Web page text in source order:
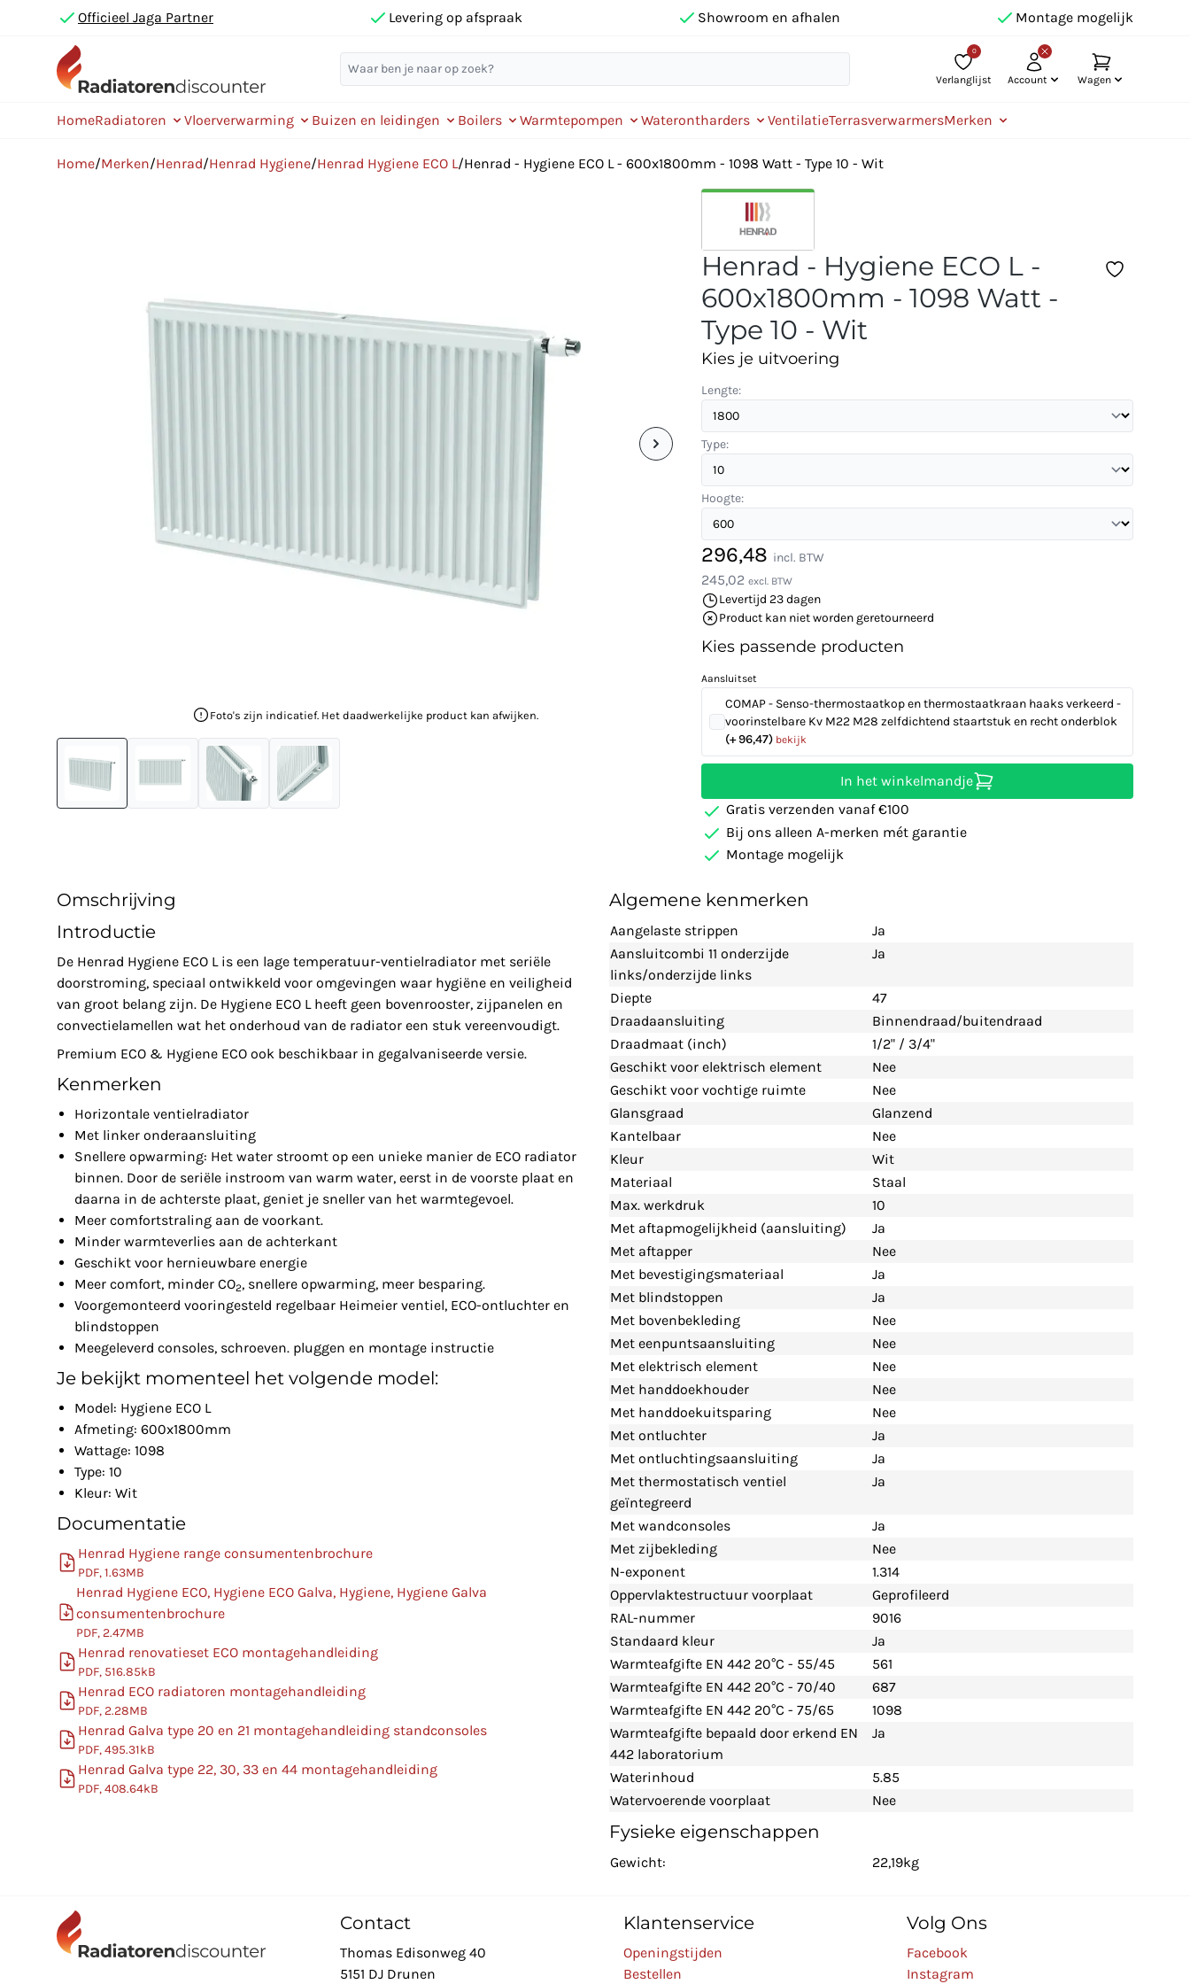
Officieel Jaga Partner Levering op afspraak Showroom en afhalen Montage mogelijk
0
Verlanglijst Account Wagen
HomeRadiatoren Vloerverwarming Buizen en leidingen Boilers Warmtepompen Waterontharders VentilatieTerrasverwarmersMerken
Home/Merken/Henrad/Henrad Hygiene/Henrad Hygiene ECO L/Henrad - Hygiene ECO L - 600x1800mm - 1098 Watt - Type 10 - Wit
Foto's zijn indicatief. Het daadwerkelijke product kan afwijken.
Henrad - Hygiene ECO L -
600x1800mm - 1098 Watt -
Type 10 - Wit
Kies je uitvoering
Lengte:
Type:
Hoogte:
296,48 incl. BTW
245,02 excl. BTW
Levertijd 23 dagen
Product kan niet worden geretourneerd
Kies passende producten
Aansluitset
COMAP - Senso-thermostaatkop en thermostaatkraan haaks verkeerd -
voorinstelbare Kv M22 M28 zelfdichtend staartstuk en recht onderblok
(+ 96,47) bekijk
In het winkelmandje
Gratis verzenden vanaf €100
Bij ons alleen A-merken mét garantie
Montage mogelijk
Omschrijving
Introductie
De Henrad Hygiene ECO L is een lage temperatuur-ventielradiator met seriële
doorstroming, speciaal ontwikkeld voor omgevingen waar hygiëne en veiligheid
van groot belang zijn. De Hygiene ECO L heeft geen bovenrooster, zijpanelen en
convectielamellen wat het onderhoud van de radiator een stuk vereenvoudigt.
Premium ECO & Hygiene ECO ook beschikbaar in gegalvaniseerde versie.
Kenmerken
Horizontale ventielradiator
Met linker onderaansluiting
Snellere opwarming: Het water stroomt op een unieke manier de ECO radiator
binnen. Door de seriële instroom van warm water, eerst in de voorste plaat en
daarna in de achterste plaat, geniet je sneller van het warmtegevoel.
Meer comfortstraling aan de voorkant.
Minder warmteverlies aan de achterkant
Geschikt voor hernieuwbare energie
Meer comfort, minder CO2, snellere opwarming, meer besparing.
Voorgemonteerd vooringesteld regelbaar Heimeier ventiel, ECO-ontluchter en
blindstoppen
Meegeleverd consoles, schroeven. pluggen en montage instructie
Je bekijkt momenteel het volgende model:
Model: Hygiene ECO L
Afmeting: 600x1800mm
Wattage: 1098
Type: 10
Kleur: Wit
Documentatie
Henrad Hygiene range consumentenbrochure
PDF, 1.63MB
Henrad Hygiene ECO, Hygiene ECO Galva, Hygiene, Hygiene Galva
consumentenbrochure
PDF, 2.47MB
Henrad renovatieset ECO montagehandleiding
PDF, 516.85kB
Henrad ECO radiatoren montagehandleiding
PDF, 2.28MB
Henrad Galva type 20 en 21 montagehandleiding standconsoles
PDF, 495.31kB
Henrad Galva type 22, 30, 33 en 44 montagehandleiding
PDF, 408.64kB
Algemene kenmerken
Aangelaste strippen
Ja
Aansluitcombi 11 onderzijde
links/onderzijde links
Ja
Diepte
47
Draadaansluiting
Binnendraad/buitendraad
Draadmaat (inch)
1/2" / 3/4"
Geschikt voor elektrisch element
Nee
Geschikt voor vochtige ruimte
Nee
Glansgraad
Glanzend
Kantelbaar
Nee
Kleur
Wit
Materiaal
Staal
Max. werkdruk
10
Met aftapmogelijkheid (aansluiting)
Ja
Met aftapper
Nee
Met bevestigingsmateriaal
Ja
Met blindstoppen
Ja
Met bovenbekleding
Nee
Met eenpuntsaansluiting
Nee
Met elektrisch element
Nee
Met handdoekhouder
Nee
Met handdoekuitsparing
Nee
Met ontluchter
Ja
Met ontluchtingsaansluiting
Ja
Met thermostatisch ventiel
geïntegreerd
Ja
Met wandconsoles
Ja
Met zijbekleding
Nee
N-exponent
1.314
Oppervlaktestructuur voorplaat
Geprofileerd
RAL-nummer
9016
Standaard kleur
Ja
Warmteafgifte EN 442 20°C - 55/45
561
Warmteafgifte EN 442 20°C - 70/40
687
Warmteafgifte EN 442 20°C - 75/65
1098
Warmteafgifte bepaald door erkend EN
442 laboratorium
Ja
Waterinhoud
5.85
Watervoerende voorplaat
Nee
Fysieke eigenschappen
Gewicht: 22,19kg
Contact
Thomas Edisonweg 40
5151 DJ Drunen
Klantenservice
Openingstijden
Bestellen
Volg Ons
Facebook
Instagram